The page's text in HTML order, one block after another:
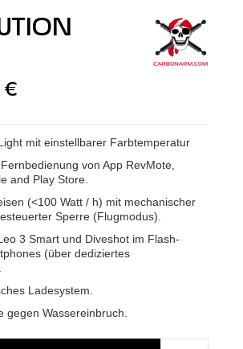
€
mit einstellbarer Farbtemperatur
von App RevMote,
and Play Store.
(<100 Watt / h) mit mechanischer
Sperre (Flugmodus).
3 Smart und Diveshot im Flash-
(über dediziertes
Ladesystem.
gegen Wassereinbruch.